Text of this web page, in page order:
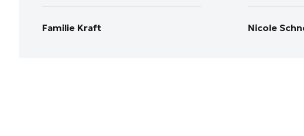
Familie Kraft Nicole